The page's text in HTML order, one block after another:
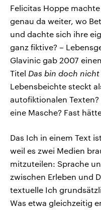
Felicitas Hoppe
genau da weiter, wo
und dachte sich ihre
ganz fiktive? –
Glavinic gab 2007
Titel Das bin doch nicht
Lebensbeichte steckt
autofiktionalen
eine Masche? Fast
Das Ich in einem Text
weil es zwei Medien
mitzuteilen: Sprache
zwischen Erleben und
textuelle Ich
Was etwa gleichzeitig